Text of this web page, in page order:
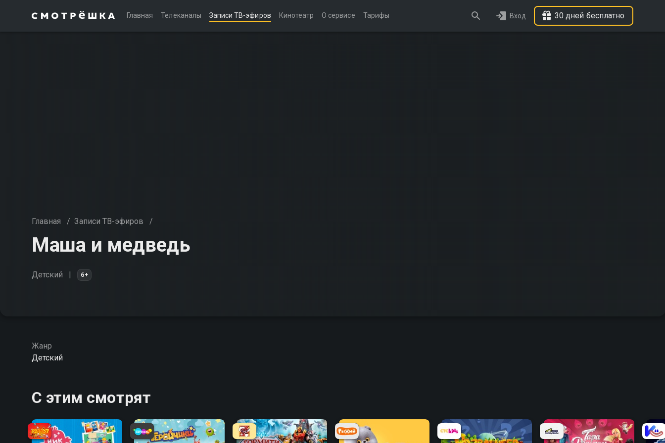
Главная Телеканалы Записи ТВ-эфиров Кинотеатр О сервисе Тарифы Вход 30 дней бесплатно
Главная / Записи ТВ-эфиров /
Маша и медведь
Детский 6+
Жанр
Детский
С этим смотрят